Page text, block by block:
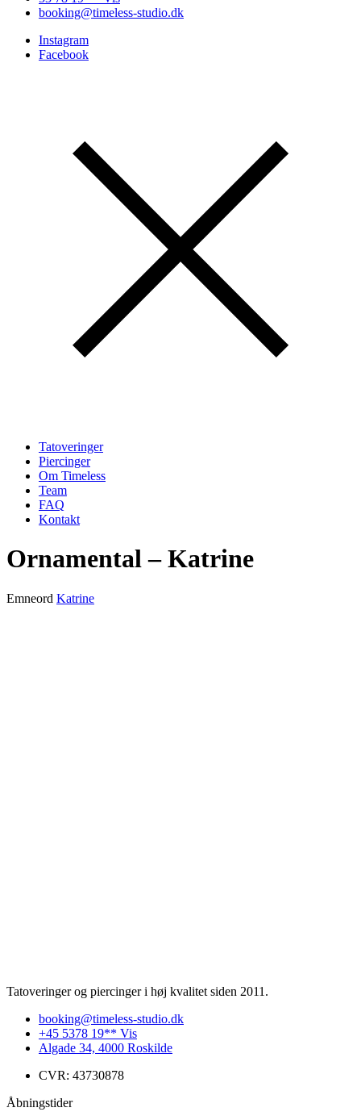
booking@timeless-studio.dk
Instagram
Facebook
Tatoveringer
Piercinger
Om Timeless
Team
FAQ
Kontakt
Ornamental – Katrine
Emneord Katrine
Tatoveringer og piercinger i høj kvalitet siden 2011.
booking@timeless-studio.dk
+45 5378 19** Vis
Algade 34, 4000 Roskilde
CVR: 43730878
Åbningstider